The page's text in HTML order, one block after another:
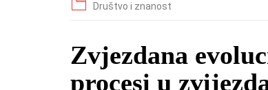
Društvo i znanost
Zvjezdana
procesi u